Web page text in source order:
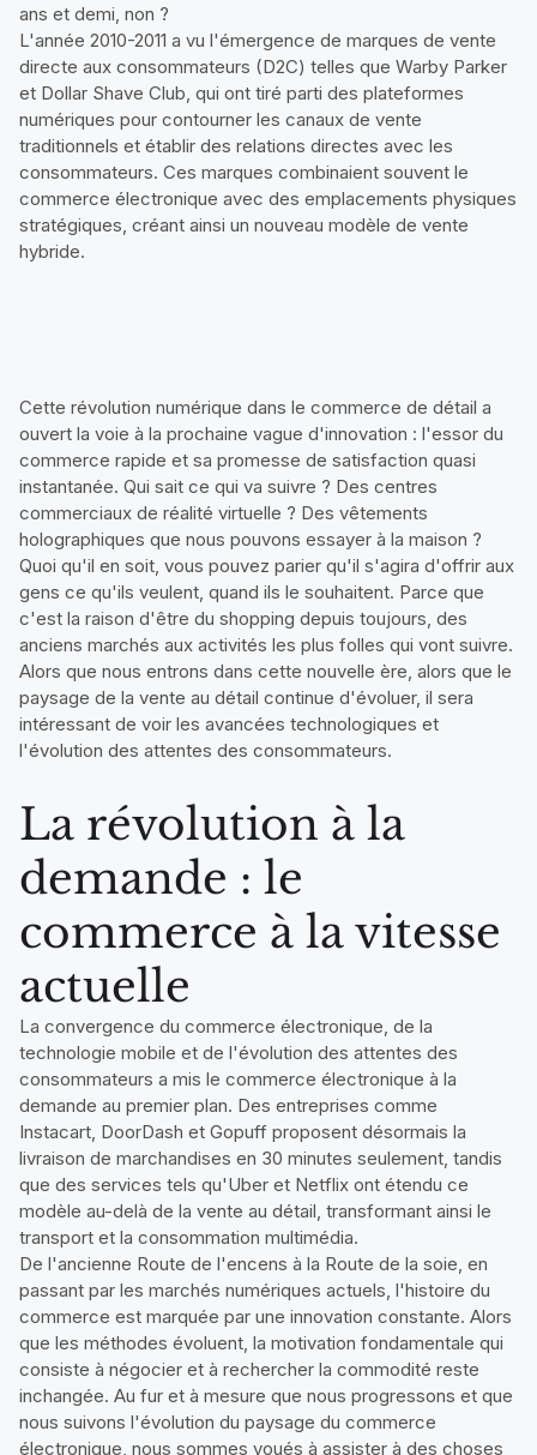
ans et demi, non ?
L'année 2010-2011 a vu l'émergence de marques de vente
directe aux consommateurs (D2C) telles que Warby Parker
et Dollar Shave Club, qui ont tiré parti des plateformes
numériques pour contourner les canaux de vente
traditionnels et établir des relations directes avec les
consommateurs. Ces marques combinaient souvent le
commerce électronique avec des emplacements physiques
stratégiques, créant ainsi un nouveau modèle de vente
hybride.
Cette révolution numérique dans le commerce de détail a
ouvert la voie à la prochaine vague d'innovation : l'essor du
commerce rapide et sa promesse de satisfaction quasi
instantanée. Qui sait ce qui va suivre ? Des centres
commerciaux de réalité virtuelle ? Des vêtements
holographiques que nous pouvons essayer à la maison ?
Quoi qu'il en soit, vous pouvez parier qu'il s'agira d'offrir aux
gens ce qu'ils veulent, quand ils le souhaitent. Parce que
c'est la raison d'être du shopping depuis toujours, des
anciens marchés aux activités les plus folles qui vont suivre.
Alors que nous entrons dans cette nouvelle ère, alors que le
paysage de la vente au détail continue d'évoluer, il sera
intéressant de voir les avancées technologiques et
l'évolution des attentes des consommateurs.
La révolution à la
demande : le
commerce à la vitesse
actuelle
La convergence du commerce électronique, de la
technologie mobile et de l'évolution des attentes des
consommateurs a mis le commerce électronique à la
demande au premier plan. Des entreprises comme
Instacart, DoorDash et Gopuff proposent désormais la
livraison de marchandises en 30 minutes seulement, tandis
que des services tels qu'Uber et Netflix ont étendu ce
modèle au-delà de la vente au détail, transformant ainsi le
transport et la consommation multimédia.
De l'ancienne Route de l'encens à la Route de la soie, en
passant par les marchés numériques actuels, l'histoire du
commerce est marquée par une innovation constante. Alors
que les méthodes évoluent, la motivation fondamentale qui
consiste à négocier et à rechercher la commodité reste
inchangée. Au fur et à mesure que nous progressons et que
nous suivons l'évolution du paysage du commerce
électronique, nous sommes voués à assister à des choses